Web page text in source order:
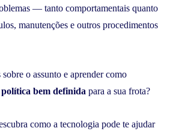
— tanto comportamentais quanto
manutenções e outros procedimentos
o assunto e aprender como
bem definida para a sua frota?
como a tecnologia pode te ajudar